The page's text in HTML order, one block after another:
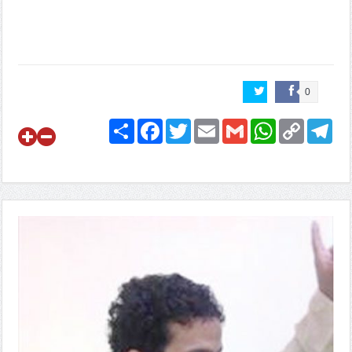
0
ShareFacebookTwitterEmailGmail
WhatsApp Copy
Link
Telegram